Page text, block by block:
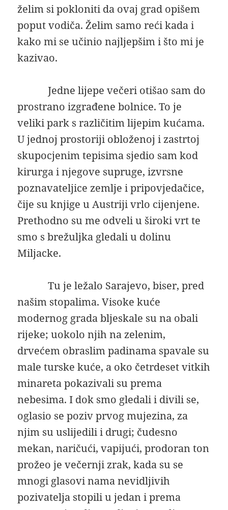
želim si pokloniti da ovaj grad opišem
poput vodiča. Želim samo reći kada i
kako mi se učinio najljepšim i što mi je
kazivao.
Jedne lijepe večeri otišao sam do
prostrano izgrađene bolnice. To je
veliki park s različitim lijepim kućama.
U jednoj prostoriji obloženoj i zastrtoj
skupocjenim tepisima sjedio sam kod
kirurga i njegove supruge, izvrsne
poznavateljice zemlje i pripovjedačice,
čije su knjige u Austriji vrlo cijenjene.
Prethodno su me odveli u široki vrt te
smo s brežuljka gledali u dolinu
Miljacke.
Tu je ležalo Sarajevo, biser, pred
našim stopalima. Visoke kuće
modernog grada bljeskale su na obali
rijeke; uokolo njih na zelenim,
drvećem obraslim padinama spavale su
male turske kuće, a oko četrdeset vitkih
minareta pokazivali su prema
nebesima. I dok smo gledali i divili se,
oglasio se poziv prvog mujezina, za
njim su uslijedili i drugi; čudesno
mekan, naričući, vapijući, prodoran ton
prožeo je večernji zrak, kada su se
mnogi glasovi nama nevidljivih
pozivatelja stopili u jedan i prema